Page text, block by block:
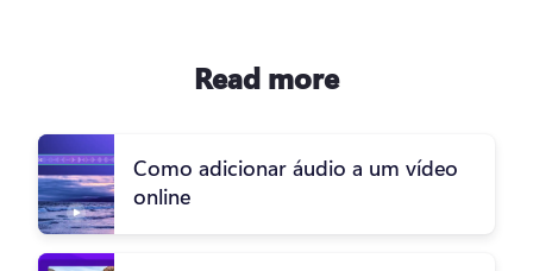
Read more
Como adicionar áudio a um vídeo
online